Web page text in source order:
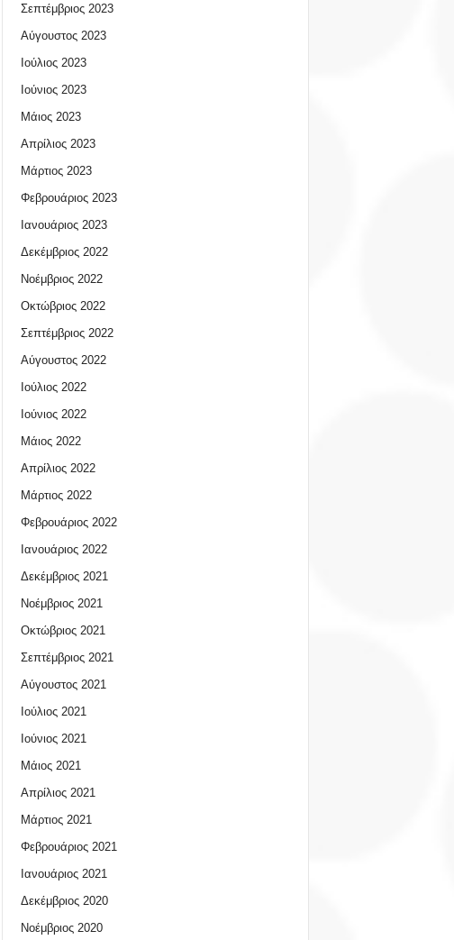
Σεπτέμβριος 2023
Αύγουστος 2023
Ιούλιος 2023
Ιούνιος 2023
Μάιος 2023
Απρίλιος 2023
Μάρτιος 2023
Φεβρουάριος 2023
Ιανουάριος 2023
Δεκέμβριος 2022
Νοέμβριος 2022
Οκτώβριος 2022
Σεπτέμβριος 2022
Αύγουστος 2022
Ιούλιος 2022
Ιούνιος 2022
Μάιος 2022
Απρίλιος 2022
Μάρτιος 2022
Φεβρουάριος 2022
Ιανουάριος 2022
Δεκέμβριος 2021
Νοέμβριος 2021
Οκτώβριος 2021
Σεπτέμβριος 2021
Αύγουστος 2021
Ιούλιος 2021
Ιούνιος 2021
Μάιος 2021
Απρίλιος 2021
Μάρτιος 2021
Φεβρουάριος 2021
Ιανουάριος 2021
Δεκέμβριος 2020
Νοέμβριος 2020